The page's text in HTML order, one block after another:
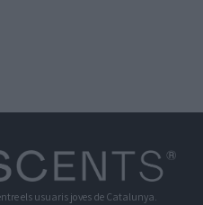
els usuaris joves de Catalunya.